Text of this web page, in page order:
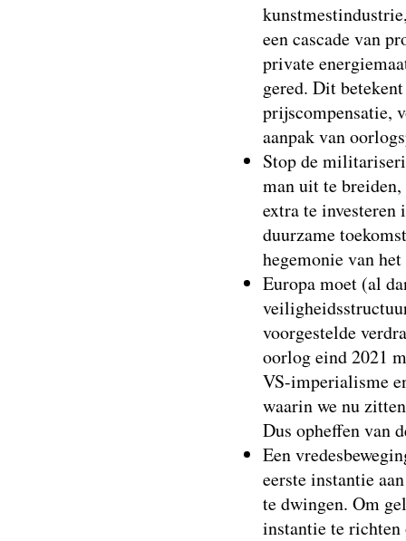
een cascade van
private
gered. Dit
prijscompensatie,
aanpak van
Stop de
man uit te
extra te investeren
duurzame
hegemonie van
Europa moet (al
voorgestelde
oorlog eind 2021
VS-imperialisme
waarin we nu
Dus opheffen van
Een
eerste instantie
te dwingen. Om
instantie te